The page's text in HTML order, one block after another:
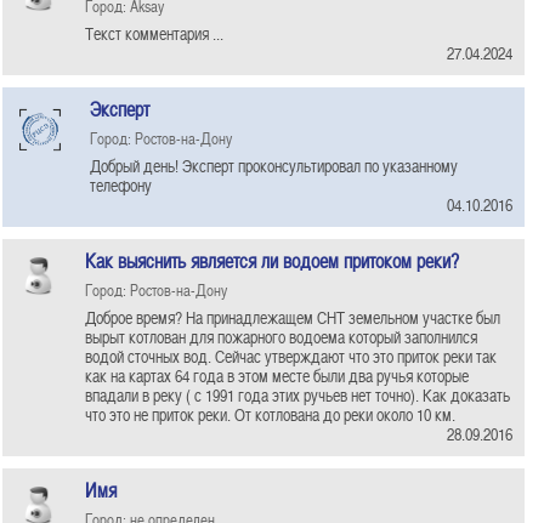
Город: Aksay
Текст комментария ...
27.04.2024
Эксперт
Город: Ростов-на-Дону
Добрый день! Эксперт проконсультировал по указанному
телефону
04.10.2016
Как выяснить является ли водоем притоком реки?
Город: Ростов-на-Дону
Доброе время? На принадлежащем СНТ земельном участке был
вырыт котлован для пожарного водоема который заполнился
водой сточных вод. Сейчас утверждают что это приток реки так
как на картах 64 года в этом месте были два ручья которые
впадали в реку ( с 1991 года этих ручьев нет точно). Как доказать
что это не приток реки. От котлована до реки около 10 км.
28.09.2016
Имя